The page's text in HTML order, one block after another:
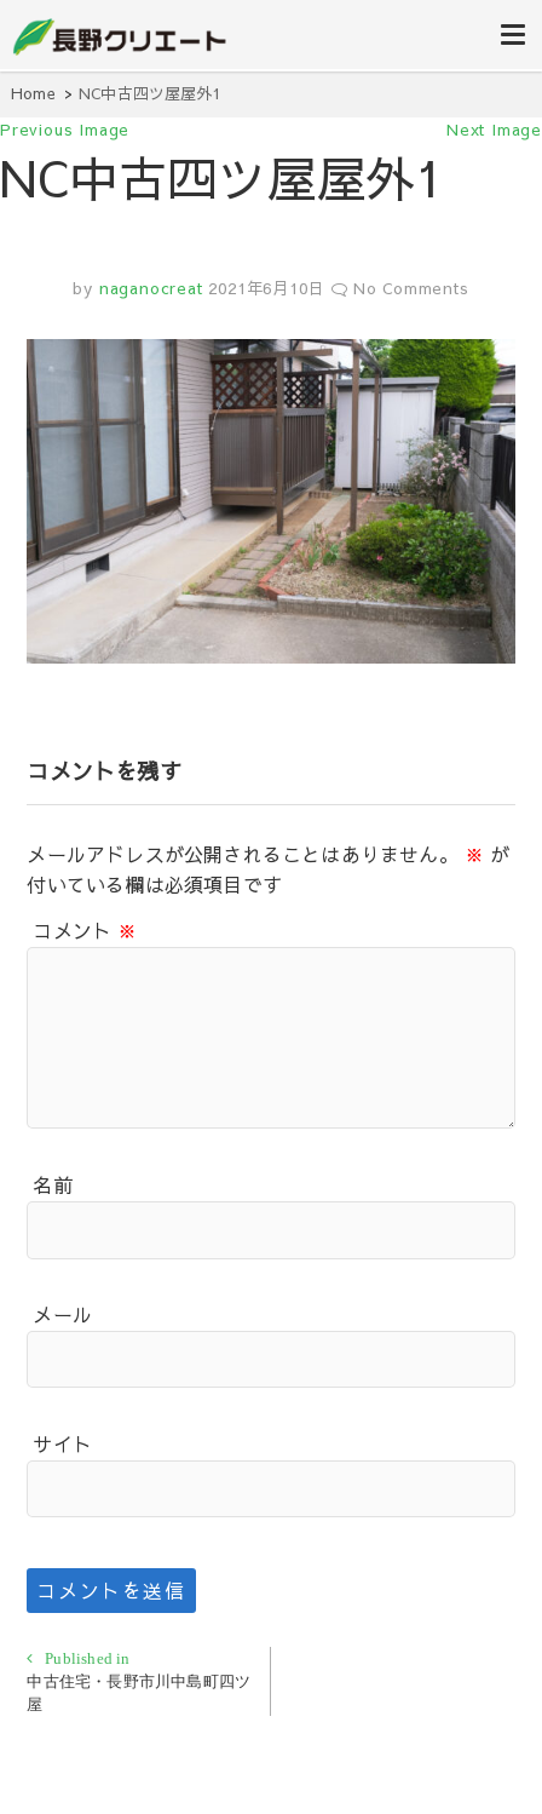
長野クリエ
ート
せください！
Home NC中古四ツ屋屋外1
Previous Image Next Image
NC中古四ツ屋屋外1
by naganocreat 2021年6月10日 No Comments
コメントを残す
メールアドレスが公開されることはありません。 ※ が
付いている欄は必須項目です
コメント ※
名前
メール
サイト
投
稿
ナ
Published in
中古住宅・長野市川中島町四ツ
屋